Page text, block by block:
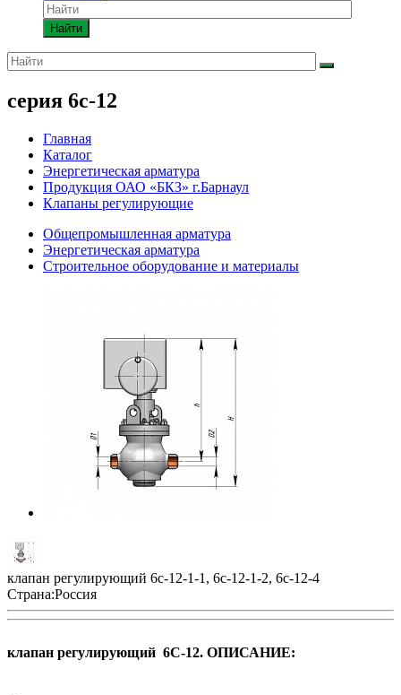
Найти
серия 6с-12
Главная
Каталог
Энергетическая арматура
Продукция ОАО «БКЗ» г.Барнаул
Клапаны регулирующие
Общепромышленная арматура
Энергетическая арматура
Строительное оборудование и материалы
клапан регулирующий 6с-12-1-1, 6с-12-1-2, 6с-12-4
Страна:Россия
клапан регулирующий 6С-12. ОПИСАНИЕ: